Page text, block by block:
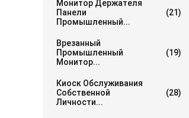
Монитор Держателя
Панели
Промышленный...
(21)
Врезанный
Промышленный
Монитор...
(19)
Киоск Обслуживания
Собственной
Личности...
(28)